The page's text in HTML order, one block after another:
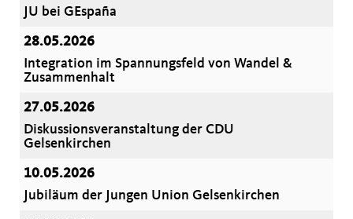
JU bei GEspaña
28.05.2026
Integration im Spannungsfeld von Wandel &
Zusammenhalt
27.05.2026
Diskussionsveranstaltung der CDU
Gelsenkirchen
10.05.2026
Jubiläum der Jungen Union Gelsenkirchen